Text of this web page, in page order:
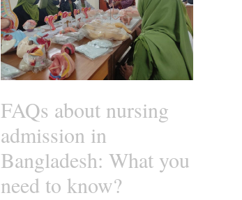
FAQs about nursing
admission in
Bangladesh: What you
need to know?
admission
in
Bangladesh:
What
need